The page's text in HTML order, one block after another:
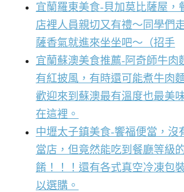
宜蘭羅東美食-貝加莫比薩屋，
店裡人員親切又有禮～同學們
薩香氣就進來坐坐吧～（招手
宜蘭蘇澳美食推薦-阿奇師牛肉
有紅披風，有時還可能煮牛肉
歡迎來到蘇澳最有溫度也最美
在這裡。
中壢太子鎮美食-饗福便當，沒
當店，但竟然能吃到餐廳等級
餚！！！還有各式真空冷凍包
以選購。